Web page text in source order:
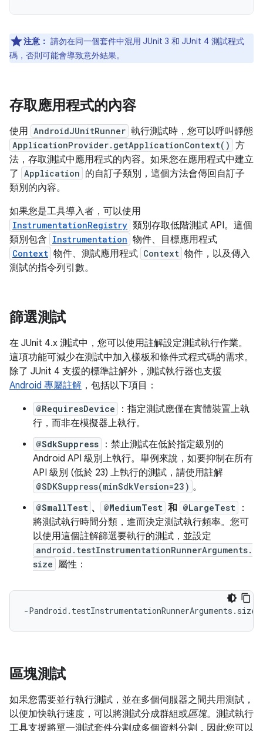
注意： 請勿在同一個套件中混用 JUnit 3 和 JUnit 4 測試程式
碼，否則可能會導致意外結果。
存取應用程式的內容
使用 AndroidJUnitRunner 執行測試時，您可以呼叫靜態
ApplicationProvider.getApplicationContext() 方
法，存取測試中應用程式的內容。如果您在應用程式中建立
了 Application 的自訂子類別，這個方法會傳回自訂子
類別的內容。
如果您是工具導入者，可以使用
InstrumentationRegistry 類別存取低階測試 API。這個
類別包含 Instrumentation 物件、目標應用程式
Context 物件、測試應用程式 Context 物件，以及傳入
測試的指令列引數。
篩選測試
在 JUnit 4.x 測試中，您可以使用註解設定測試執行作業。
這項功能可減少在測試中加入樣板和條件式程式碼的需求。
除了 JUnit 4 支援的標準註解外，測試執行器也支援
Android 專屬註解 ，包括以下項目：
@RequiresDevice
：指定測試應僅在實體裝置上執
行，而非在模擬器上執行。
@SdkSuppress
：禁止測試在低於指定級別的
Android API 級別上執行。舉例來說，如要抑制在所有
API 級別 (低於 23) 上執行的測試，請使用註解
@SDKSuppress(minSdkVersion=23) 。
@SmallTest 、 @MediumTest 和 @LargeTest
：
將測試執行時間分類，進而決定測試執行頻率。您可
以使用這個註解篩選要執行的測試，並設定
android.testInstrumentationRunnerArguments.
size 屬性：
區塊測試
如果您需要並行執行測試，並在多個伺服器之間共用測試，
以便加快執行速度，可以將測試分成群組或區塊。測試執行
工具支援將單一測試套件分割成多個資料分割，因此您可以